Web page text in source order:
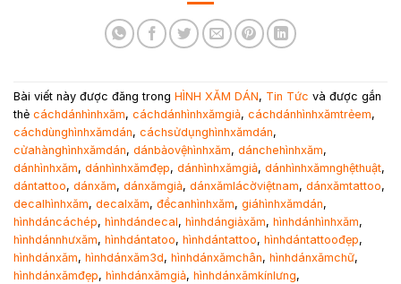
Bài viết này được đăng trong HÌNH XĂM DÁN, Tin Tức và được gắn
thẻ cáchdánhìnhxăm, cáchdánhìnhxămgiả, cáchdánhìnhxămtrẻem,
cáchdùnghìnhxămdán, cáchsửdụnghìnhxămdán,
cửahànghìnhxămdán, dánbảovệhìnhxăm, dánchehìnhxăm,
dánhìnhxăm, dánhìnhxămđẹp, dánhìnhxămgiả, dánhìnhxămnghệthuật,
dántattoo, dánxăm, dánxămgiả, dánxămlácờviệtnam, dánxămtattoo,
decalhìnhxăm, decalxăm, đềcanhìnhxăm, giáhìnhxămdán,
hìnhdáncáchép, hìnhdándecal, hìnhdángiảxăm, hìnhdánhìnhxăm,
hìnhdánnhưxăm, hìnhdántatoo, hìnhdántattoo, hìnhdántattoođẹp,
hìnhdánxăm, hìnhdánxăm3d, hìnhdánxămchân, hìnhdánxămchữ,
hìnhdánxămđẹp, hìnhdánxămgiả, hìnhdánxămkínlưng,